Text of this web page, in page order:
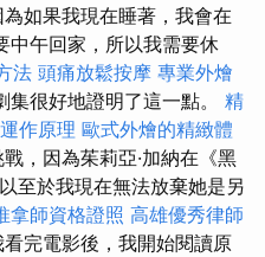
如果我現在睡著，我會在
中午回家，所以我需要休
法 頭痛放鬆按摩 專業外燴
集很好地證明了這一點。 精
作原理 歐式外燴的精緻體
，因為茱莉亞·加納在《黑
至於我現在無法放棄她是另
拿師資格證照 高雄優秀律師
完電影後，我開始閱讀原